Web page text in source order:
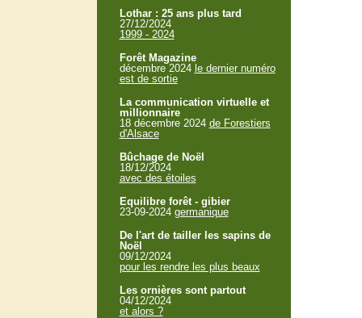
Lothar : 25 ans plus tard
27/12/2024
1999 - 2024
Forêt Magazine
décembre 2024 le dernier numéro
est de sortie
La communication virtuelle et
millionnaire
18 décembre 2024 de Forestiers
d'Alsace
Bûchage de Noël
18/12/2024
avec des étoiles
Equilibre forêt - gibier
23-09-2024 germanique
De l'art de tailler les sapins de
Noël
09/12/2024
pour les rendre les plus beaux
Les ornières sont partout
04/12/2024
et alors ?